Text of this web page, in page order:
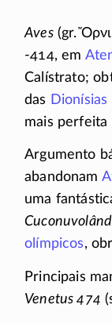
Aves(gr.
-414, em
Calístrato;
das Dionísias
mais perfeita
Argumento
abandonam
uma
olímpicos,
Principais
Venetus 474